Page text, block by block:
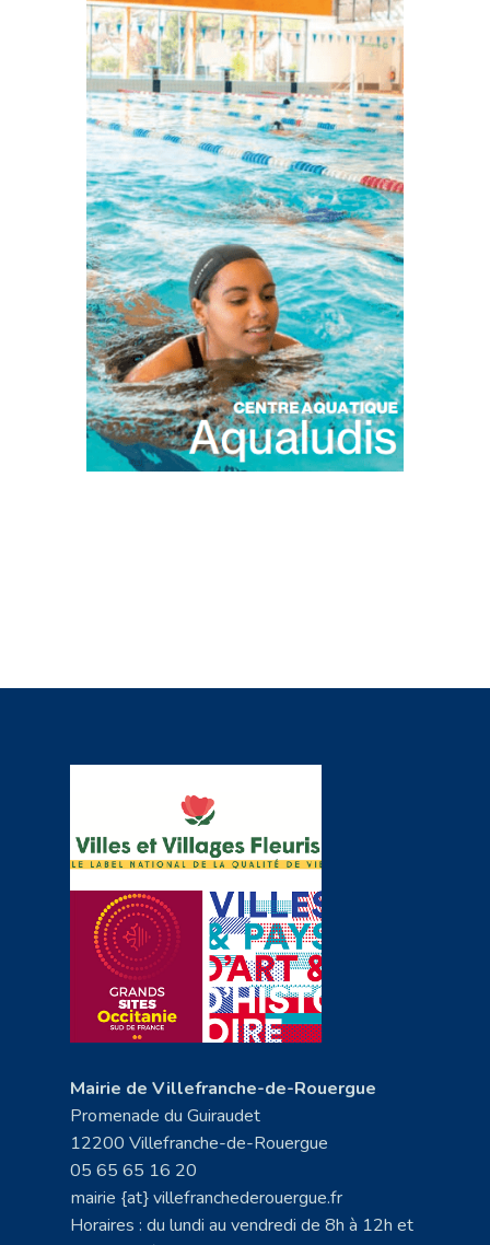
Mairie de Villefranche-de-Rouergue
Promenade du Guiraudet
12200 Villefranche-de-Rouergue
05 65 65 16 20
mairie {at} villefranchederouergue.fr
Horaires : du lundi au vendredi de 8h à 12h et